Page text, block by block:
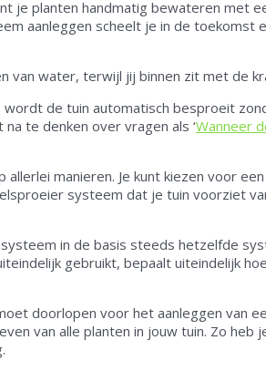
je planten handmatig bewateren met
aanleggen scheelt je in de toekomst
van water, terwijl jij binnen zit met de
wordt de tuin automatisch besproeit
te denken over vragen als ‘Wanneer
manieren. Je kunt kiezen voor een
systeem dat je tuin voorziet
in de basis steeds hetzelfde
gebruikt, bepaalt uiteindelijk
doorlopen voor het aanleggen van
van alle planten in jouw tuin. Zo heb